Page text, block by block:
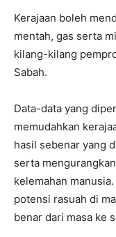
Kerajaan boleh
mentah, gas serta
kilang-kilang
Sabah.
Data-data yang
memudahkan
hasil sebenar yang
serta
kelemahan
potensi rasuah di
benar dari masa ke